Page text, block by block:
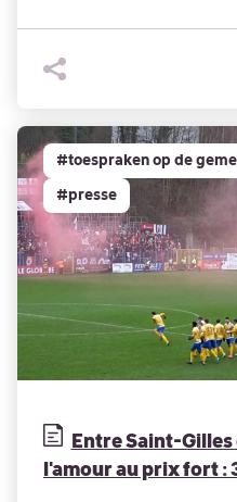
#toespraken op de
#presse
Entre Saint-
l'amour au prix fort :